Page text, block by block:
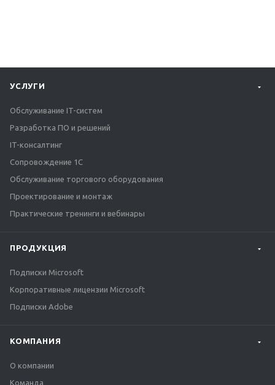
УСЛУГИ
Обслуживание IT-систем
Разработка ПО и решений
IT-консалтинг
Сопровождение 1С
Обслуживание торгового оборудования
Проектирование и монтаж
Практические тренинги и вебинары
ПРОДУКЦИЯ
Подписки Microsoft
Корпоративные лицензии Microsoft
Подписки Adobe
КОМПАНИЯ
О компании
Команда